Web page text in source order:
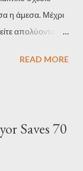
1Jw3QJ7 )
τελικά,
η άμεσα. Μέχρι
απολύονταν
ή στις
ότι ήταν
READ MORE
Saves 70